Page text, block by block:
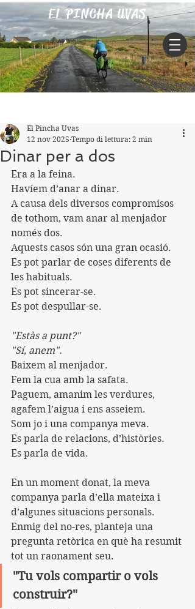
EL PINCHA UVAS
Dinar per a dos
El Pincha Uvas
12 nov 2025 Tempo di lettura: 2 min
Era a la feina.
Havíem d’anar a dinar.
A causa dels diversos compromisos
de tothom, vam anar al menjador
només dos.
Aquests casos són una gran ocasió.
Es pot parlar de coses diferents de
les habituals.
Es pot sincerar-se.
Es pot despullar-se.
"Estàs a punt?"
"Sí, anem".
Baixem al menjador.
Fem la cua amb la safata.
Paguem, amanim les verdures,
agafem l’aigua i ens asseiem.
Som jo i una companya meva.
Es parla de relacions, d’històries.
Es parla de vida.
En un moment donat, la meva
companya parla d’ella mateixa i
d’algunes situacions personals.
Enmig del no-res, planteja una
pregunta retòrica en què ha resumit
tot un raonament seu.
"Tu vols compartir o vols
construir?"